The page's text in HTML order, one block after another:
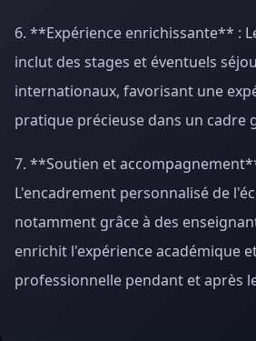
6. **Expérience enrichissante** :
inclut des stages et éventuels
internationaux, favorisant une
pratique précieuse dans un cadre
7. **Soutien et
L'encadrement personnalisé de
notamment grâce à des
enrichit l'expérience académique
professionnelle pendant et après